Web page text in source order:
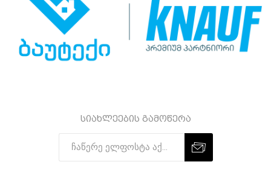
სიახლეების გამოწერა